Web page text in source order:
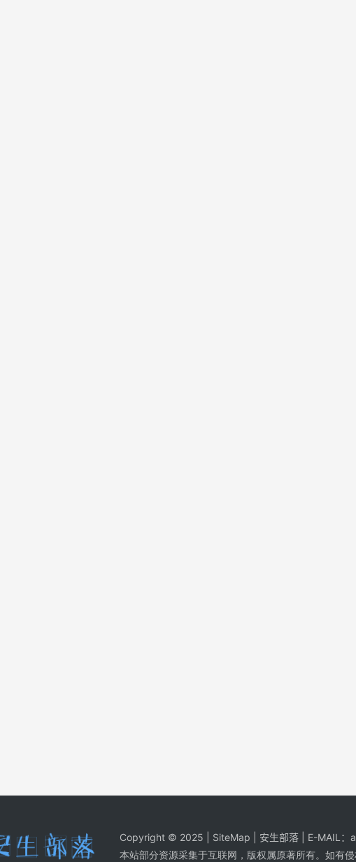
Copyright © 2025 | SiteMap | 安生部落 | E-MAIL：
本站部分资源采集于互联网，版权属原著所有。如有侵